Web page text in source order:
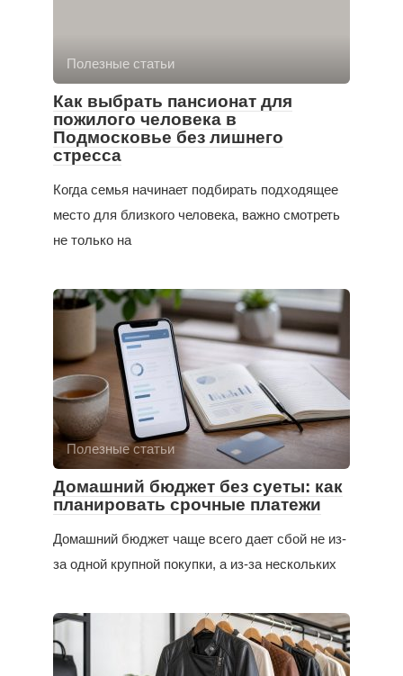
Полезные статьи
Как выбрать пансионат для
пожилого человека в
Подмосковье без лишнего
стресса
Когда семья начинает подбирать подходящее
место для близкого человека, важно смотреть
не только на
Полезные статьи
Домашний бюджет без суеты: как
планировать срочные платежи
Домашний бюджет чаще всего дает сбой не из-
за одной крупной покупки, а из-за нескольких